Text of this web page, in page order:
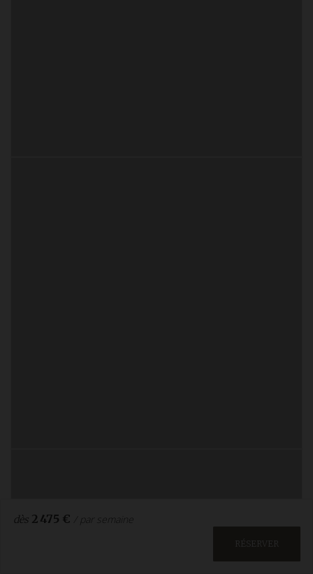
dès 2 475 € / par semaine
RÉSERVER